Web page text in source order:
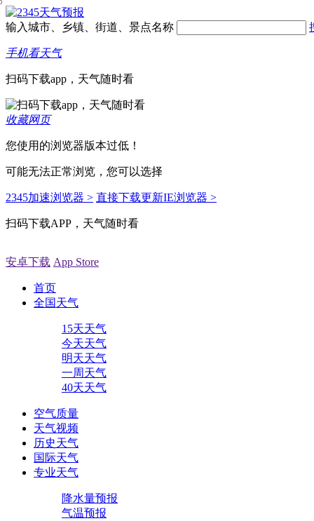
输入城市、乡镇、街道、景点名称
手机看天气
扫码下载app，天气随时看
收藏网页
您使用的浏览器版本过低！
可能无法正常浏览，您可以选择
2345加速浏览器 > 直接下载更新IE浏览器 >
扫码下载APP，天气随时看
安卓下载 App Store
首页
全国天气
15天天气
今天天气
明天天气
一周天气
40天天气
空气质量
天气视频
历史天气
国际天气
专业天气
降水量预报
气温预报